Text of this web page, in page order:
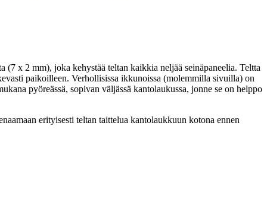
x 2 mm), joka kehystää teltan kaikkia neljää seinäpaneelia. Teltta
paikoilleen. Verhollisissa ikkunoissa (molemmilla sivuilla) on
pyöreässä, sopivan väljässä kantolaukussa, jonne se on helppo
erityisesti teltan taittelua kantolaukkuun kotona ennen